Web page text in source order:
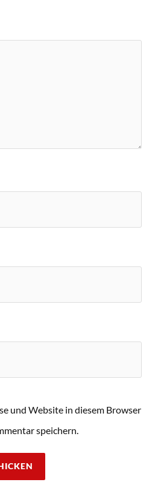
und Website in diesem Browser
speichern.